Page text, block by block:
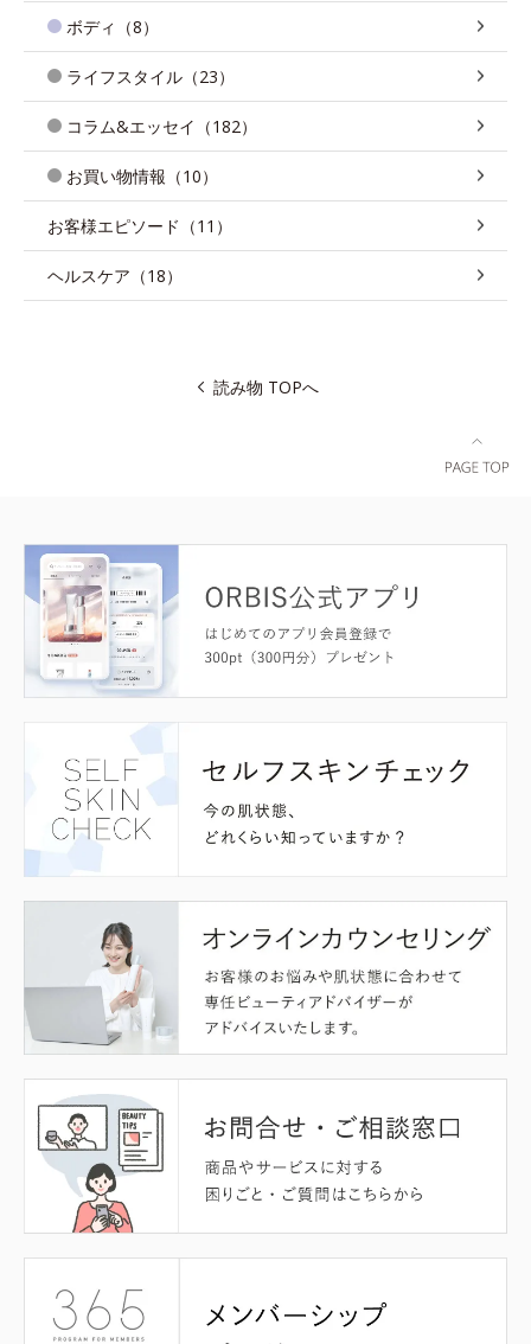
ボディ（8）
ライフスタイル（23）
コラム&エッセイ（182）
お買い物情報（10）
お客様エピソード（11）
ヘルスケア（18）
読み物 TOPへ